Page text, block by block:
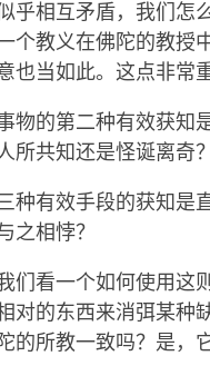
乎相互矛盾，我们怎
个教义在佛陀的教授
也当如此。这点非常
物的第二种有效获知
所共知还是怪诞离奇？
种有效手段的获知是
之相悖？
们看一个如何使用这
对的东西来消弭某种
的所教一致吗？是，